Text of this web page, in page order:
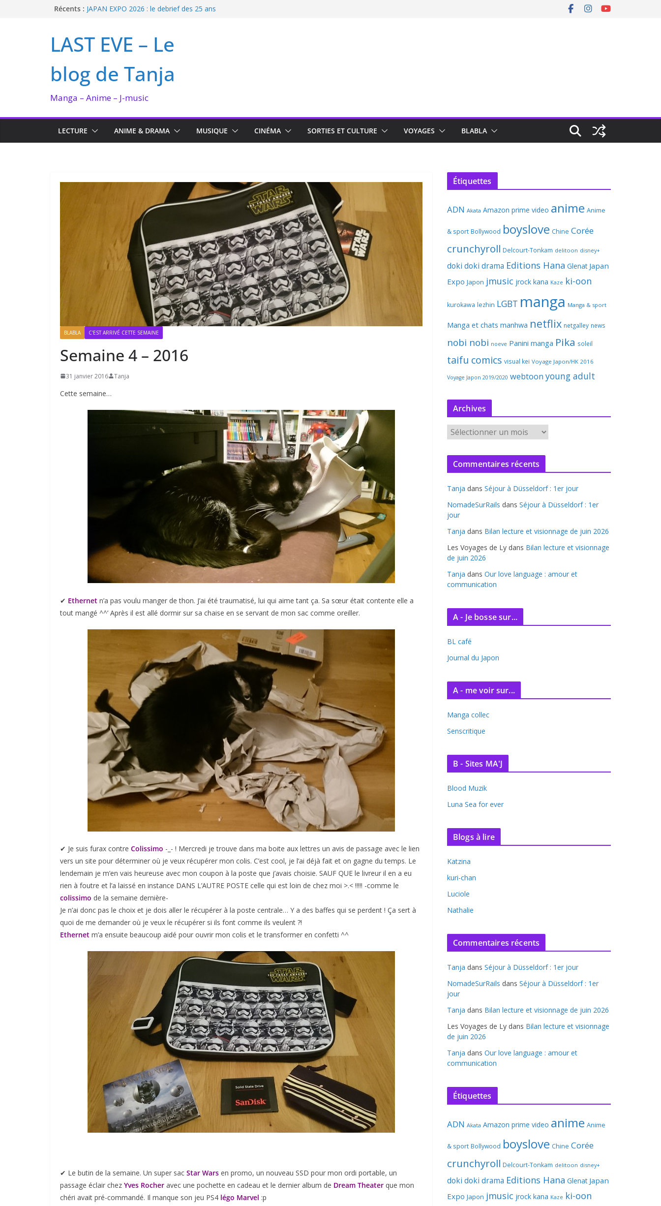
Récents : JAPAN EXPO 2026 : le debrief des 25 ans
I’m not in love de Zeniko Sumiya
Enomoto n’est pas un ange
LAST EVE – Le
blog de Tanja
Manga – Anime – J-music
LECTURE ANIME & DRAMA MUSIQUE CINÉMA SORTIES ET CULTURE VOYAGES BLABLA
BLABLA C'EST ARRIVÉ CETTE SEMAINE
Semaine 4 – 2016
31 janvier 2016 Tanja
Cette semaine…
✔︎ Ethernet n’a pas voulu manger de thon. J’ai été traumatisé, lui qui aime tant ça. Sa sœur était contente elle a
tout mangé ^^’ Après il est allé dormir sur sa chaise en se servant de mon sac comme oreiller.
✔︎ Je suis furax contre Colissimo -_- ! Mercredi je trouve dans ma boite aux lettres un avis de passage avec le lien
vers un site pour déterminer où je veux récupérer mon colis. C’est cool, je l’ai déjà fait et on gagne du temps. Le
lendemain je m’en vais heureuse avec mon coupon à la poste que j’avais choisie. SAUF QUE le livreur il en a eu
rien à foutre et l’a laissé en instance DANS L’AUTRE POSTE celle qui est loin de chez moi >.< !!!!! -comme le
colissimo de la semaine dernière-
Je n’ai donc pas le choix et je dois aller le récupérer à la poste centrale… Y a des baffes qui se perdent ! Ça sert à
quoi de me demander où je veux le récupérer si ils font comme ils veulent ?!
Ethernet m’a ensuite beaucoup aidé pour ouvrir mon colis et le transformer en confetti ^^
✔︎ Le butin de la semaine. Un super sac Star Wars en promo, un nouveau SSD pour mon ordi portable, un
passage éclair chez Yves Rocher avec une pochette en cadeau et le dernier album de Dream Theater que mon
chéri avait pré-commandé. Il manque son jeu PS4 légo Marvel :p
Étiquettes
ADN Akata Amazon prime video anime Anime
& sport Bollywood boyslove Chine Corée
crunchyroll Delcourt-Tonkam delitoon disney+
doki doki drama Editions Hana Glenat Japan
Expo Japon jmusic jrock kana Kaze ki-oon
kurokawa lezhin LGBT manga Manga & sport
Manga et chats manhwa netflix netgalley news
nobi nobi noeve Panini manga Pika soleil
taifu comics visual kei Voyage Japon/HK 2016
Voyage Japon 2019/2020 webtoon young adult
Archives
r
c
v
e
s
Commentaires récents
Tanja dans Séjour à Düsseldorf : 1er jour
NomadeSurRails dans Séjour à Düsseldorf : 1er
jour
Tanja dans Bilan lecture et visionnage de juin 2026
Les Voyages de Ly dans Bilan lecture et visionnage
de juin 2026
Tanja dans Our love language : amour et
communication
A - Je bosse sur...
BL café
Journal du Japon
A - me voir sur...
Manga collec
Senscritique
B - Sites MA'J
Blood Muzik
Luna Sea for ever
Blogs à lire
Katzina
kuri-chan
Luciole
Nathalie
Commentaires récents
Tanja dans Séjour à Düsseldorf : 1er jour
NomadeSurRails dans Séjour à Düsseldorf : 1er
jour
Tanja dans Bilan lecture et visionnage de juin 2026
Les Voyages de Ly dans Bilan lecture et visionnage
de juin 2026
Tanja dans Our love language : amour et
communication
Étiquettes
ADN Akata Amazon prime video anime Anime
& sport Bollywood boyslove Chine Corée
crunchyroll Delcourt-Tonkam delitoon disney+
doki doki drama Editions Hana Glenat Japan
Expo Japon jmusic jrock kana Kaze ki-oon